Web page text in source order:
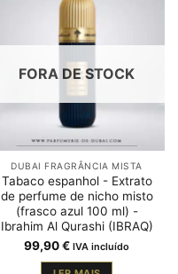
FORA DE STOCK
DUBAI FRAGRÂNCIA MISTA
Tabaco espanhol - Extrato
de perfume de nicho misto
(frasco azul 100 ml) -
Ibrahim Al Qurashi (IBRAQ)
99,90€ IVA incluído